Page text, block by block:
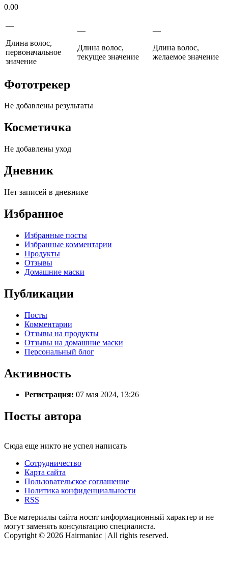
0.00
—
Длина волос,
первоначальное
значение
—
Длина волос,
текущее значение
—
Длина волос,
желаемое значение
Фототрекер
Не добавлены результаты
Косметичка
Не добавлены уход
Дневник
Нет записей в дневнике
Избранное
Избранные посты
Избранные комментарии
Продукты
Отзывы
Домашние маски
Публикации
Посты
Комментарии
Отзывы на продукты
Отзывы на домашние маски
Персональный блог
Активность
Регистрация: 07 мая 2024, 13:26
Посты автора
Сюда еще никто не успел написать
Сотрудничество
Карта сайта
Пользовательское соглашение
Политика конфиденциальности
RSS
Все материалы сайта носят информационный характер и не
могут заменять консультацию специалиста.
Copyright © 2026 Hairmaniac | All rights reserved.